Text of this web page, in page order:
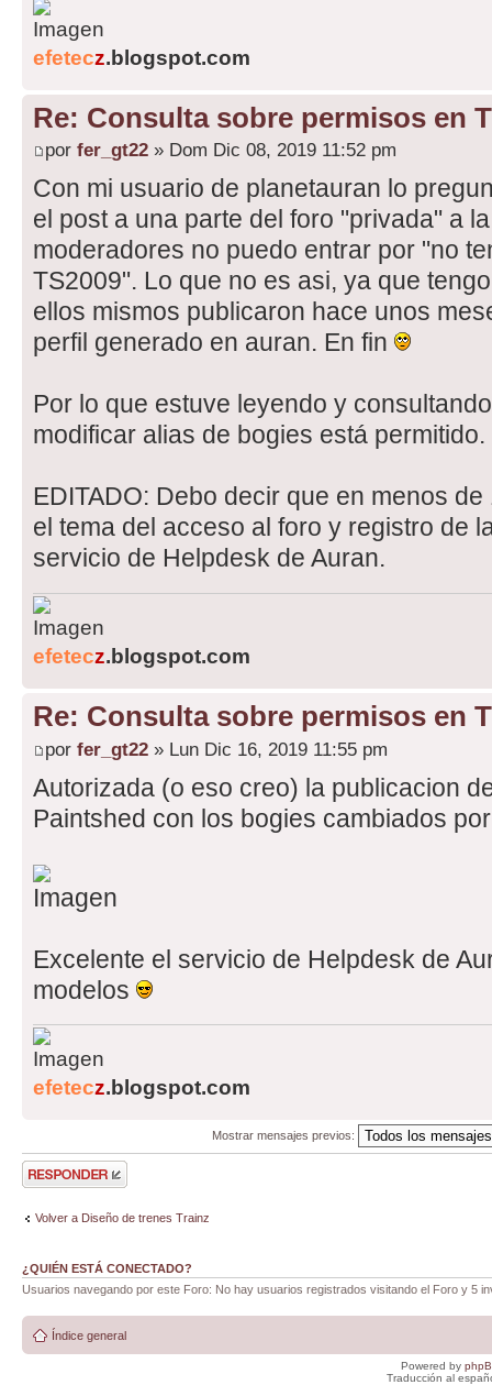
efetecz.blogspot.com
Re: Consulta sobre permisos en
por fer_gt22 » Dom Dic 08, 2019 11:52 pm
Con mi usuario de planetauran lo
el post a una parte del foro "privada" a
moderadores no puedo entrar por "no
TS2009". Lo que no es asi, ya que
ellos mismos publicaron hace unos
perfil generado en auran. En fin
Por lo que estuve leyendo y
modificar alias de bogies está
EDITADO: Debo decir que en menos
el tema del acceso al foro y registro de
servicio de Helpdesk de Auran.
efetecz.blogspot.com
Re: Consulta sobre permisos en
por fer_gt22 » Lun Dic 16, 2019 11:55 pm
Autorizada (o eso creo) la publicacion
Paintshed con los bogies cambiados
Excelente el servicio de Helpdesk de
modelos
efetecz.blogspot.com
Mostrar mensajes previos:
Publicar una
respuesta
Volver a Diseño de trenes Trainz
¿QUIÉN ESTÁ CONECTADO?
Usuarios navegando por este Foro: No hay usuarios registrados visitando el Foro y 5
Índice general
Powered by
Traducción al